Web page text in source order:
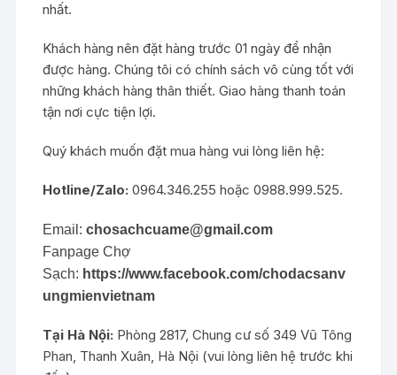
nhất.
Khách hàng nên đặt hàng trước 01 ngày để nhận
được hàng. Chúng tôi có chính sách vô cùng tốt với
những khách hàng thân thiết. Giao hàng thanh toán
tận nơi cực tiện lợi.
Quý khách muốn đặt mua hàng vui lòng liên hệ:
Hotline/Zalo: 0964.346.255 hoặc 0988.999.525.
Email:chosachcuame@gmail.com
Fanpage Chợ
Sạch: https://www.facebook.com/chodacsanv
ungmienvietnam
Tại Hà Nội: Phòng 2817, Chung cư số 349 Vũ Tông
Phan, Thanh Xuân, Hà Nội (vui lòng liên hệ trước khi